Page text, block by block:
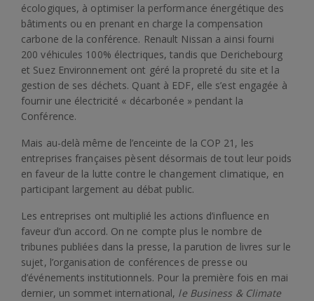
écologiques, à optimiser la performance énergétique des
bâtiments ou en prenant en charge la compensation
carbone de la conférence. Renault Nissan a ainsi fourni
200 véhicules 100% électriques, tandis que Derichebourg
et Suez Environnement ont géré la propreté du site et la
gestion de ses déchets. Quant à EDF, elle s’est engagée à
fournir une électricité « décarbonée » pendant la
Conférence.
Mais au-delà même de l’enceinte de la COP 21, les
entreprises françaises pèsent désormais de tout leur poids
en faveur de la lutte contre le changement climatique, en
participant largement au débat public.
Les entreprises ont multiplié les actions d’influence en
faveur d’un accord. On ne compte plus le nombre de
tribunes publiées dans la presse, la parution de livres sur le
sujet, l’organisation de conférences de presse ou
d’événements institutionnels. Pour la première fois en mai
dernier, un sommet international, le Business & Climate